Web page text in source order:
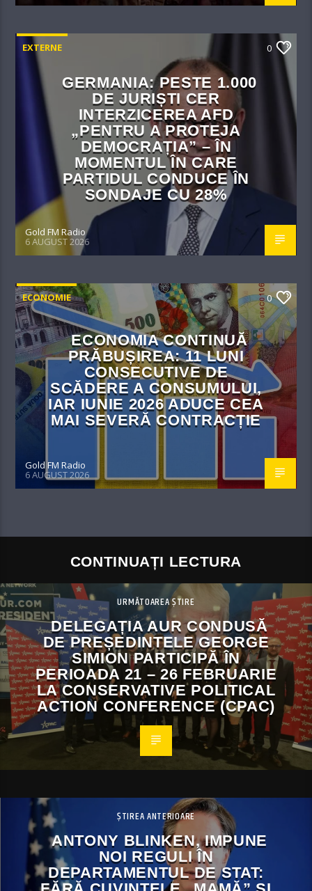
EXTERNE 0
GERMANIA: PESTE 1.000
DE JURIȘTI CER
INTERZICEREA AFD
„PENTRU A PROTEJA
DEMOCRAȚIA” – ÎN
MOMENTUL ÎN CARE
PARTIDUL CONDUCE ÎN
SONDAJE CU 28%
Gold FM Radio
6 AUGUST 2026
ECONOMIE 0
ECONOMIA CONTINUĂ
PRĂBUȘIREA: 11 LUNI
CONSECUTIVE DE
SCĂDERE A CONSUMULUI,
IAR IUNIE 2026 ADUCE CEA
MAI SEVERĂ CONTRACȚIE
Gold FM Radio
6 AUGUST 2026
CONTINUAȚI LECTURA
URMĂTOAREA ȘTIRE
DELEGAȚIA AUR CONDUSĂ
DE PREȘEDINTELE GEORGE
SIMION PARTICIPĂ ÎN
PERIOADA 21 – 26 FEBRUARIE
LA CONSERVATIVE POLITICAL
ACTION CONFERENCE (CPAC)
ȘTIREA ANTERIOARE
ANTONY BLINKEN, IMPUNE
NOI REGULI ÎN
DEPARTAMENTUL DE STAT: